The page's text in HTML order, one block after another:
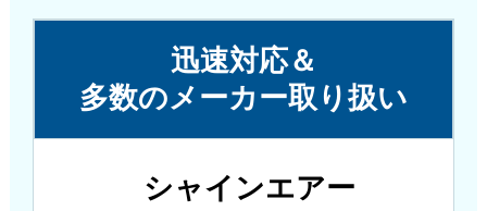
迅速対応＆
多数のメーカー取り扱い
シャインエアー